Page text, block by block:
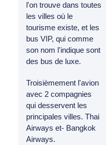
l'on trouve dans toutes
les villes où le
tourisme existe, et les
bus VIP, qui comme
son nom l'indique sont
des bus de luxe.
Troisièmement l'avion
avec 2 compagnies
qui desservent les
principales villes. Thai
Airways et- Bangkok
Airways.